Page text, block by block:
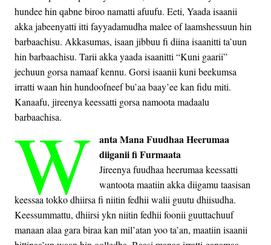
hundee hin qabne biroo namatti afuufu. Eeti, Yaada isaanii
akka jabeenyatti itti fayyadamudha malee of laamshessuun hin
barbaachisu. Akkasumas, isaan jibbuu fi diina isaanitti ta’uun
hin barbaachisu. Tarii akka yaada isaanitti “Kuni gaarii”
jechuun gorsa namaaf kennu. Gorsi isaanii kuni beekumsa
irratti waan hin hundoofneef bu’aa baay’ee kan fidu miti.
Kanaafu, jireenya keessatti gorsa namoota madaalu
barbaachisa.
W
anta Mana Fuudhaa Heerumaa
diiganii fi Furmaata
Jireenya fuudhaa heerumaa keessatti
wantoota maatiin akka diigamu taasisan
keessaa tokko dhiirsa fi niitin fedhii walii guutu dhiisudha.
Keessummattu, dhiirsi ykn niitin fedhii foonii guuttachuuf
manaan alaa gara biraa kan mil’atan yoo ta’an, maatiin isaanii